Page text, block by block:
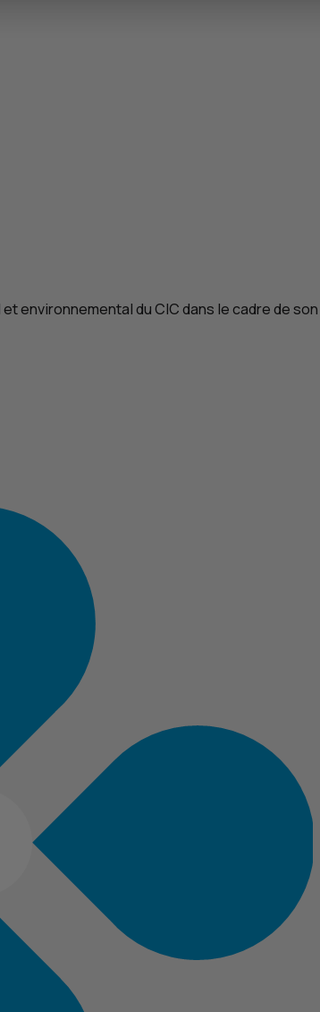
environnemental duCICdans le cadre de